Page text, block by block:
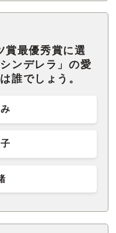
賞最優秀賞に選
ンデレラ」の愛
誰でしょう。